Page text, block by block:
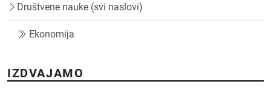
Društvene nauke (svi naslovi)
Ekonomija
IZDVAJAMO